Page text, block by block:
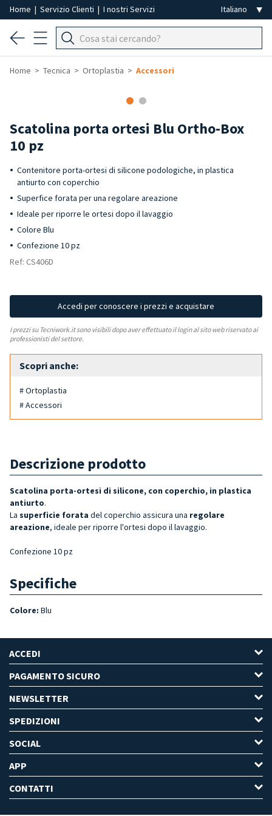
Home | Servizio Clienti | I nostri Servizi
Home Tecnica Ortoplastia Accessori
Scatolina porta ortesi Blu Ortho-Box
10 pz
Contenitore porta-ortesi di silicone podologiche, in plastica
antiurto con coperchio
Superfice forata per una regolare areazione
Ideale per riporre le ortesi dopo il lavaggio
Colore Blu
Confezione 10 pz
Ref: CS406D
Accedi per conoscere i prezzi e acquistare
I prezzi su Tecniwork.it sono visibili dopo aver effettuato il login al sito web riservato ai
professionisti del settore.
Scopri anche:
# Ortoplastia
# Accessori
Descrizione prodotto
Scatolina porta-ortesi di silicone, con coperchio, in plastica
antiurto.
La superficie forata del coperchio assicura una regolare
areazione, ideale per riporre l'ortesi dopo il lavaggio.
Confezione 10 pz
Specifiche
Colore: Blu
ACCEDI
PAGAMENTO SICURO
NEWSLETTER
SPEDIZIONI
SOCIAL
APP
CONTATTI